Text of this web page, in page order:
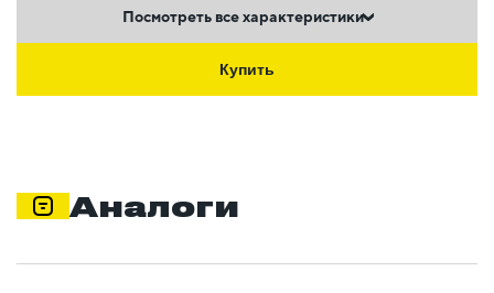
Посмотреть все характеристики
Купить
Аналоги